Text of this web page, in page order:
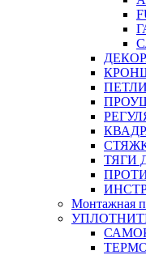
ТЯГИ
Монтажная